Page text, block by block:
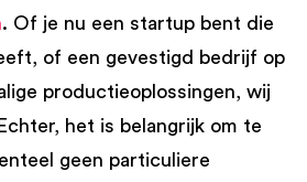
. Of je nu een startup bent die
of een gevestigd bedrijf op
productieoplossingen, wij
het is belangrijk om te
geen particuliere